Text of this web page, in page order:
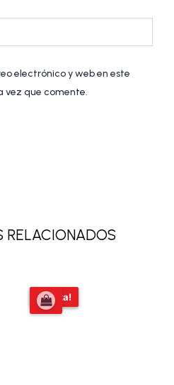
electrónico y web en este
vez que comente.
RELACIONADOS
¡Oferta!
¡Oferta!
El
original